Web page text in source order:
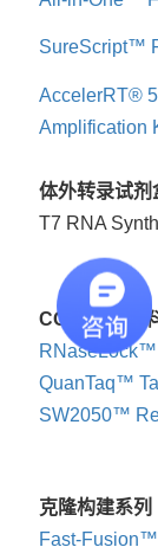
SureScript™
AccelerRT®
Amplification
体外转录试剂
T7 RNA
COVID-19原
QuanTaq™
SW2050™
克隆构建系列
Fast-